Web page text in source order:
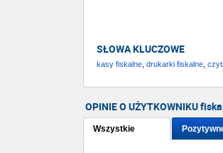
SŁOWA KLUCZOWE
kasy fiskalne drukarki fiskalne
OPINIE O UŻYTKOWNIKU
Wszystkie